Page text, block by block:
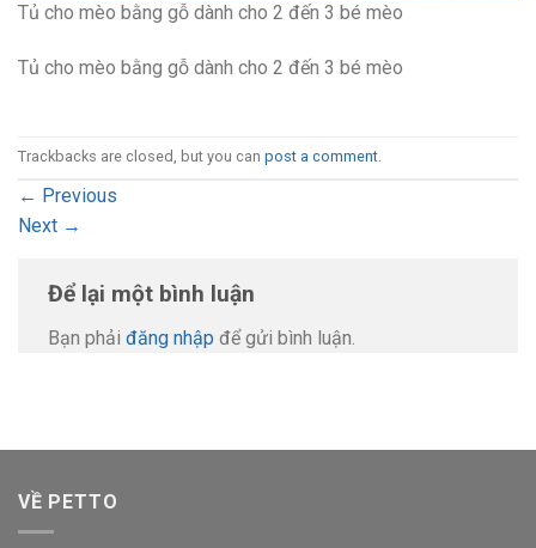
Tủ cho mèo bằng gỗ dành cho 2 đến 3 bé mèo
Tủ cho mèo bằng gỗ dành cho 2 đến 3 bé mèo
Trackbacks are closed, but you can post a comment.
← Previous
Next →
Để lại một bình luận
Bạn phải đăng nhập để gửi bình luận.
VỀ PETTO